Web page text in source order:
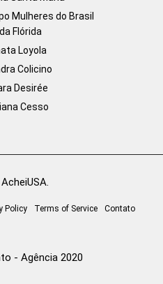
Mulheres do Brasil
Flórida
Loyola
Colicino
Desirée
Cesso
Policy Terms of Service Contato
- Agência 2020